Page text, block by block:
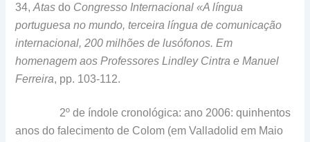
34,Atas do Congresso Internacional «A língua
portuguesa no mundo, terceira língua de comunica­ção
internacional, 200 milhões de lusófonos. Em
homenagem aos Professores Lindley Cintra e Manuel
Ferreira, pp. 103-112.
2º de índole cronológica: ano 2006: quinhentos
anos do falecimento de Colom (em Valladolid em Maio